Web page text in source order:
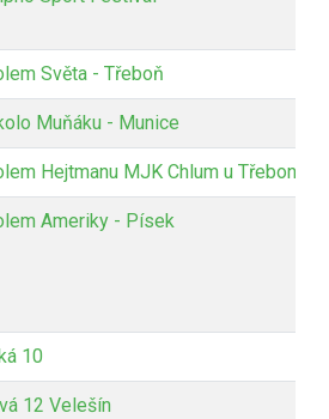
Světa - Třeboň
Muňáku - Munice
Hejtmanu MJK Chlum u Třeboně
Ameriky - Písek
10
12 Velešín